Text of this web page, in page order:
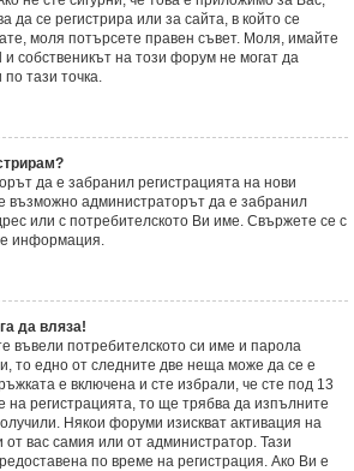
да се регистрира или за сайта, в който се
моля потърсете правен съвет. Моля, имайте
собственикът на този форум не могат да
тази точка.
да е забранил регистрацията на нови
възможно администраторът да е забранил
или с потребителското Ви име. Свържете се с
информация.
да вляза!
въвели потребителското си име и парола
то едно от следните две неща може да се е
е включена и сте избрали, че сте под 13
на регистрацията, то ще трябва да изпълните
Някои форуми изискват активация на
вас самия или от администратор. Тази
по време на регистрация. Ако Ви е